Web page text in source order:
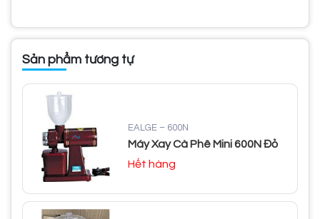
Sản phẩm tương tự
EALGE – 600N
Máy Xay Cà Phê Mini 600N Đỏ
Hết hàng